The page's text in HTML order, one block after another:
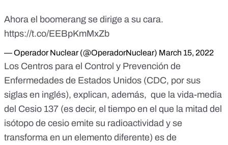
Ahora el boomerang se dirige a su cara.
https://t.co/EEBpKmMxZb
— Operador Nuclear (@OperadorNuclear) March 15, 2022
Los Centros para el Control y Prevención de
Enfermedades de Estados Unidos (CDC, por sus
siglas en inglés), explican, además, que la vida-media
del Cesio 137 (es decir, el tiempo en el que la mitad del
isótopo de cesio emite su radioactividad y se
transforma en un elemento diferente) es de